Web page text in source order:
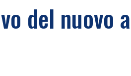
del nuovo